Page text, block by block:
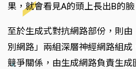
果，就會看見A的頭上長出B的臉
至於生成式對抗網路部份，則
別網路」兩組深層神經網路組成
競爭關係，由生成網路負責生成